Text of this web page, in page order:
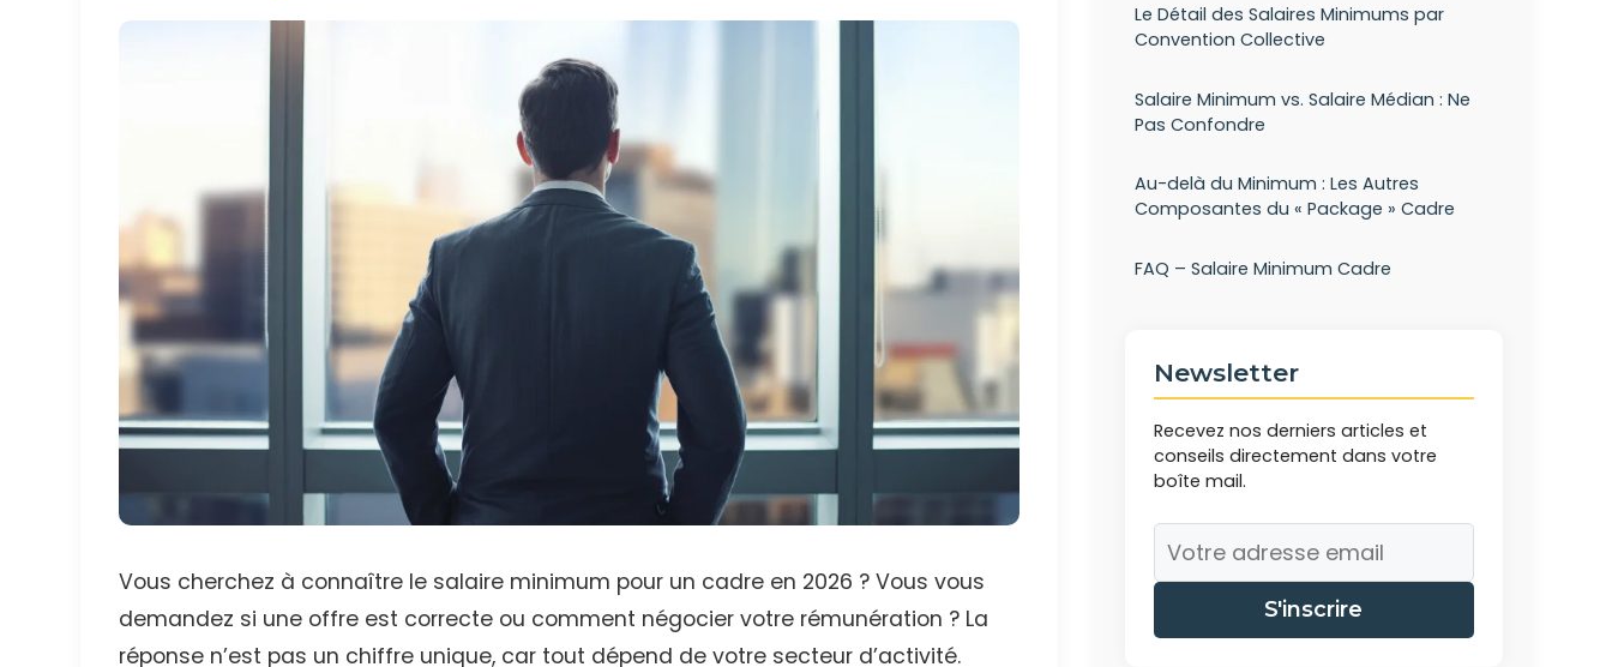
Vous cherchez à connaître le salaire minimum pour un cadre en 2026 ? Vous vous
demandez si une offre est correcte ou comment négocier votre rémunération ? La
réponse n’est pas un chiffre unique, car tout dépend de votre secteur d’activité.
Le Détail des Salaires Minimums par
Convention Collective
Salaire Minimum vs. Salaire Médian : Ne
Pas Confondre
Au-delà du Minimum : Les Autres
Composantes du « Package » Cadre
FAQ – Salaire Minimum Cadre
Newsletter
Recevez nos derniers articles et
conseils directement dans votre
boîte mail.
S'inscrire